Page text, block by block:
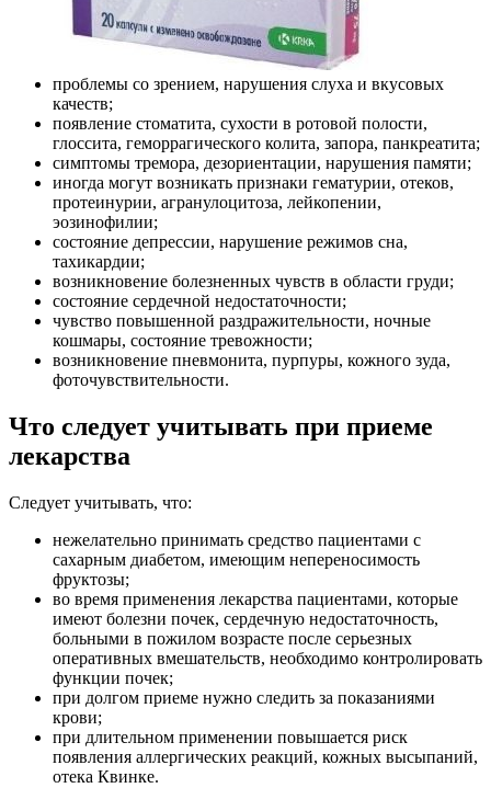
проблемы со зрением, нарушения слуха и вкусовых
качеств;
появление стоматита, сухости в ротовой полости,
глоссита, геморрагического колита, запора, панкреатита;
симптомы тремора, дезориентации, нарушения памяти;
иногда могут возникать признаки гематурии, отеков,
протеинурии, агранулоцитоза, лейкопении,
эозинофилии;
состояние депрессии, нарушение режимов сна,
тахикардии;
возникновение болезненных чувств в области груди;
состояние сердечной недостаточности;
чувство повышенной раздражительности, ночные
кошмары, состояние тревожности;
возникновение пневмонита, пурпуры, кожного зуда,
фоточувствительности.
Что следует учитывать при приеме
лекарства
Следует учитывать, что:
нежелательно принимать средство пациентами с
сахарным диабетом, имеющим непереносимость
фруктозы;
во время применения лекарства пациентами, которые
имеют болезни почек, сердечную недостаточность,
больными в пожилом возрасте после серьезных
оперативных вмешательств, необходимо контролировать
функции почек;
при долгом приеме нужно следить за показаниями
крови;
при длительном применении повышается риск
появления аллергических реакций, кожных высыпаний,
отека Квинке.